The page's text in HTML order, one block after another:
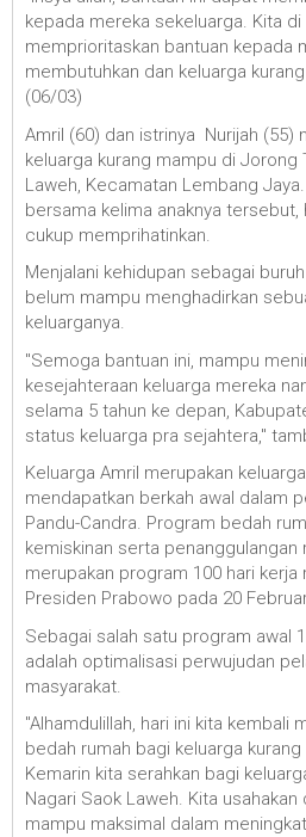
kepada mereka sekeluarga. Kita
memprioritaskan bantuan kepada
membutuhkan dan keluarga
(06/03)
Amril (60) dan istrinya Nurijah (55)
keluarga kurang mampu di Jorong
Laweh, Kecamatan Lembang
bersama kelima anaknya
cukup memprihatinkan.
Menjalani kehidupan sebagai
belum mampu menghadirkan
keluarganya.
"Semoga bantuan ini, mampu
kesejahteraan keluarga mereka
selama 5 tahun ke depan,
status keluarga pra sejahtera,"
Keluarga Amril merupakan
mendapatkan berkah awal dalam
Pandu-Candra. Program bedah
kemiskinan serta penanggulangan
merupakan program 100 hari kerja
Presiden Prabowo pada 20
Sebagai salah satu program awal
adalah optimalisasi perwujudan
masyarakat.
"Alhamdulillah, hari ini kita kembali
bedah rumah bagi keluarga
Kemarin kita serahkan bagi
Nagari Saok Laweh. Kita usahakan
mampu maksimal dalam